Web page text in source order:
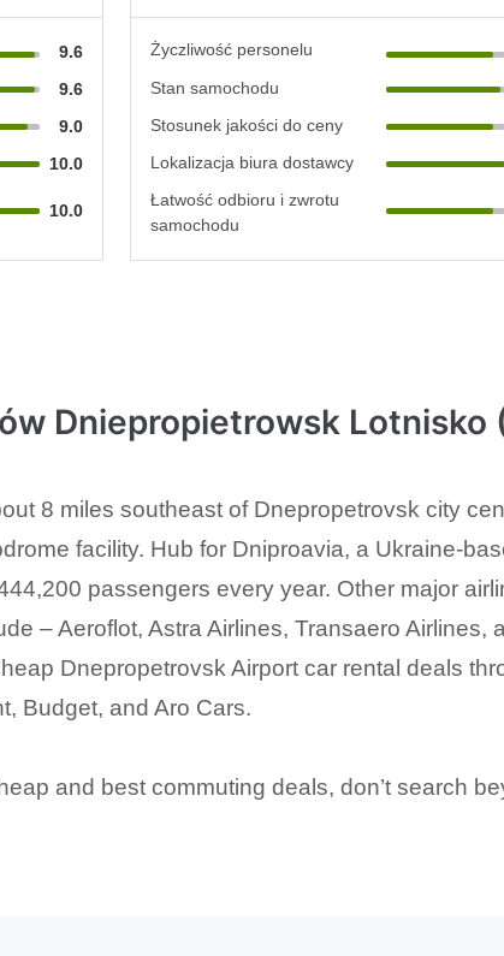
9.6
9.6
9.0
10.0
10.0
Życzliwość personelu
Stan samochodu
Stosunek jakości do ceny
Lokalizacja biura dostawcy
Łatwość odbioru i zwrotu
samochodu
Dniepropietrowsk Lotnisko
8 miles southeast of Dnepropetrovsk city
facility. Hub for Dniproavia, a Ukraine-
passengers every year. Other major
– Aeroflot, Astra Airlines, Transaero
Dnepropetrovsk Airport car rental deals
Budget, and Aro Cars.
and best commuting deals, don’t search